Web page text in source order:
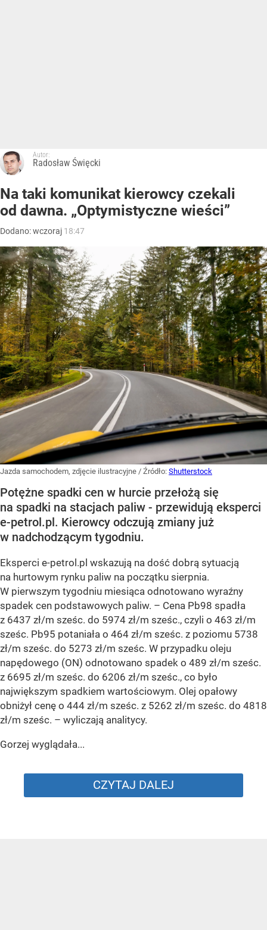
Autor:
Radosław Święcki
Na taki komunikat kierowcy czekali
od dawna. „Optymistyczne wieści”
Dodano:wczoraj 18:47
Jazda samochodem, zdjęcie ilustracyjne / Źródło: Shutterstock
Potężne spadki cen w hurcie przełożą się
na spadki na stacjach paliw - przewidują eksperci
e-petrol.pl. Kierowcy odczują zmiany już
w nadchodzącym tygodniu.
Eksperci e-petrol.pl wskazują na dość dobrą sytuacją
na hurtowym rynku paliw na początku sierpnia.
W pierwszym tygodniu miesiąca odnotowano wyraźny
spadek cen podstawowych paliw. – Cena Pb98 spadła
z 6437 zł/m sześc. do 5974 zł/m sześc., czyli o 463 zł/m
sześc. Pb95 potaniała o 464 zł/m sześc. z poziomu 5738
zł/m sześc. do 5273 zł/m sześc. W przypadku oleju
napędowego (ON) odnotowano spadek o 489 zł/m sześc.
z 6695 zł/m sześc. do 6206 zł/m sześc., co było
największym spadkiem wartościowym. Olej opałowy
obniżył cenę o 444 zł/m sześc. z 5262 zł/m sześc. do 4818
zł/m sześc. – wyliczają analitycy.
Gorzej wyglądała...
CZYTAJ DALEJ